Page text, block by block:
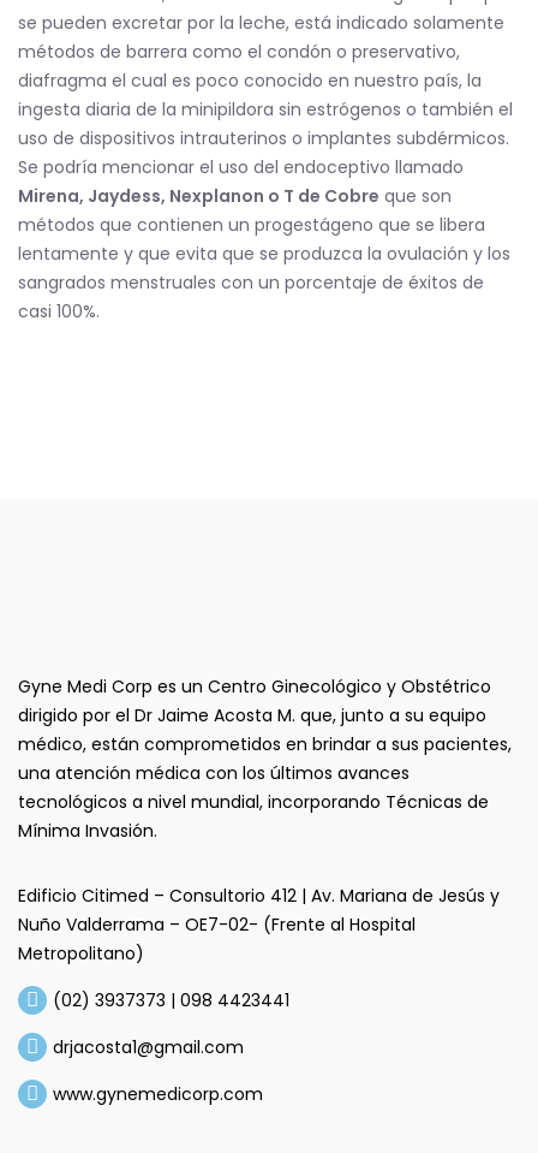
se pueden excretar por la leche, está indicado solamente
métodos de barrera como el condón o preservativo,
diafragma el cual es poco conocido en nuestro país, la
ingesta diaria de la minipildora sin estrógenos o también el
uso de dispositivos intrauterinos o implantes subdérmicos.
Se podría mencionar el uso del endoceptivo llamado
Mirena, Jaydess, Nexplanon o T de Cobre que son
métodos que contienen un progestágeno que se libera
lentamente y que evita que se produzca la ovulación y los
sangrados menstruales con un porcentaje de éxitos de
casi 100%.
Gyne Medi Corp es un Centro Ginecológico y Obstétrico
dirigido por el Dr Jaime Acosta M. que, junto a su equipo
médico, están comprometidos en brindar a sus pacientes,
una atención médica con los últimos avances
tecnológicos a nivel mundial, incorporando Técnicas de
Mínima Invasión.
Edificio Citimed – Consultorio 412 | Av. Mariana de Jesús y
Nuño Valderrama – OE7-02- (Frente al Hospital
Metropolitano)
(02) 3937373 | 098 4423441
drjacosta1@gmail.com
www.gynemedicorp.com